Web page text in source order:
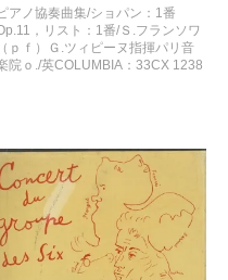
アノ協奏曲集/ショパン：1番
，リスト：1番/Ｓ.フランソワ
（ｐｆ）Ｇ.ツィピーヌ指揮パリ音
院ｏ./英COLUMBIA：33CX 1238